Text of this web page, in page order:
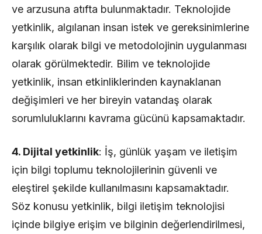
ve arzusuna atıfta bulunmaktadır. Teknolojide
yetkinlik, algılanan insan istek ve gereksinimlerine
karşılık olarak bilgi ve metodolojinin uygulanması
olarak görülmektedir. Bilim ve teknolojide
yetkinlik, insan etkinliklerinden kaynaklanan
değişimleri ve her bireyin vatandaş olarak
sorumluluklarını kavrama gücünü kapsamaktadır.
4. Dijital yetkinlik: İş, günlük yaşam ve iletişim
için bilgi toplumu teknolojilerinin güvenli ve
eleştirel şekilde kullanılmasını kapsamaktadır.
Söz konusu yetkinlik, bilgi iletişim teknolojisi
içinde bilgiye erişim ve bilginin değerlendirilmesi,